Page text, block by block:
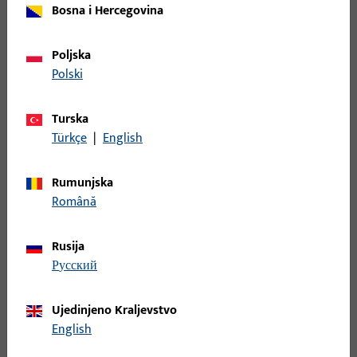
Završni poklopac, Materijal profila Aluminij, ukupna širina 40,9
mm, ukupna visina / dubina 15 mm, ukupna duljina 81,6 mm
Završni poklopac, Materijal profila Aluminij, ukupna širina 40,9
mm, ukupna visina / dubina 15 mm, ukupna duljina 81,6 mm
Bosna i Hercegovina
Poljska
Polski
Turska
Türkçe | English
Rumunjska
Română
Rusija
русский
Ujedinjeno Kraljevstvo
English